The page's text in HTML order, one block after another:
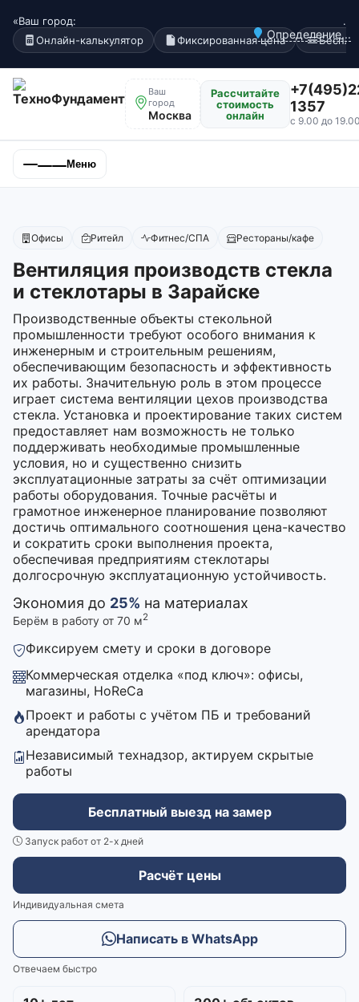
«Ваш город:
Определение...
.
Онлайн-калькулятор
Фиксированная цена
Ваш
город
Москва
Рассчитайте
стоимость
онлайн
1357
с 9.00 до
Меню
Офисы Ритейл Фитнес/СПА Рестораны/кафе
Вентиляция производств стекла
и стеклотары в Зарайске
Производственные объекты стекольной
промышленности требуют особого внимания к
инженерным и строительным решениям,
обеспечивающим безопасность и эффективность
их работы. Значительную роль в этом процессе
играет система вентиляции цехов производства
стекла. Установка и проектирование таких систем
предоставляет нам возможность не только
поддерживать необходимые промышленные
условия, но и существенно снизить
эксплуатационные затраты за счёт оптимизации
работы оборудования. Точные расчёты и
грамотное инженерное планирование позволяют
достичь оптимального соотношения цена-качество
и сократить сроки выполнения проекта,
обеспечивая предприятиям стеклотары
долгосрочную эксплуатационную устойчивость.
Экономия до 25% на материалах
Берём в работу от 70 м2
Фиксируем смету и сроки в договоре
Коммерческая отделка «под ключ»: офисы,
магазины, HoReCa
Проект и работы с учётом ПБ и требований
арендатора
Независимый технадзор, актируем скрытые
работы
Бесплатный выезд на замер
Запуск работ от 2-х дней
Расчёт цены
Индивидуальная смета
Написать в WhatsApp
Отвечаем быстро